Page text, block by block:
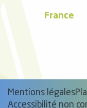
France
Mentions légales
Accessibilité non